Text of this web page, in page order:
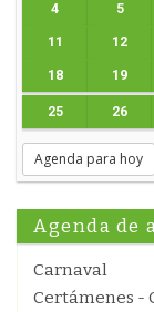
4 5
11 12
18 19
25 26
Agenda para hoy
Agenda de
Carnaval
Certámenes -